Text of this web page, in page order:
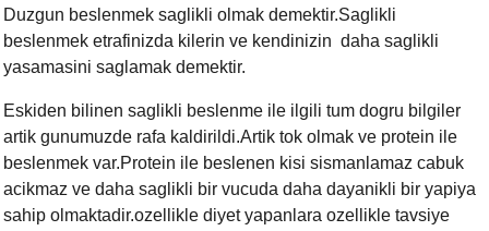
Duzgun beslenmek saglikli olmak demektir.Saglikli
beslenmek etrafinizda kilerin ve kendinizin daha saglikli
yasamasini saglamak demektir.
Eskiden bilinen saglikli beslenme ile ilgili tum dogru bilgiler
artik gunumuzde rafa kaldirildi.Artik tok olmak ve protein ile
beslenmek var.Protein ile beslenen kisi sismanlamaz cabuk
acikmaz ve daha saglikli bir vucuda daha dayanikli bir yapiya
sahip olmaktadir.ozellikle diyet yapanlara ozellikle tavsiye